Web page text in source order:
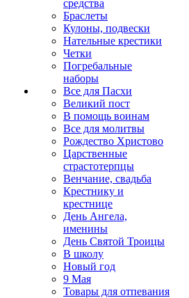
средства
Браслеты
Кулоны, подвески
Нательные крестики
Четки
Погребальные
наборы
Все для Пасхи
Великий пост
В помощь воинам
Все для молитвы
Рождество Христово
Царственные
страстотерпцы
Венчание, свадьба
Крестнику и
крестнице
День Ангела,
именины
День Святой Троицы
В школу
Новый год
9 Мая
Товары для отпевания